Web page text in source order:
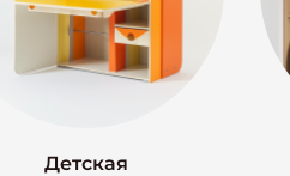
Детская